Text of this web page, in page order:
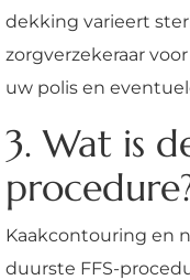
dekking varieert
zorgverzekeraar
uw polis en
3. Wat is
Kaakcontouring en
duurste FFS-